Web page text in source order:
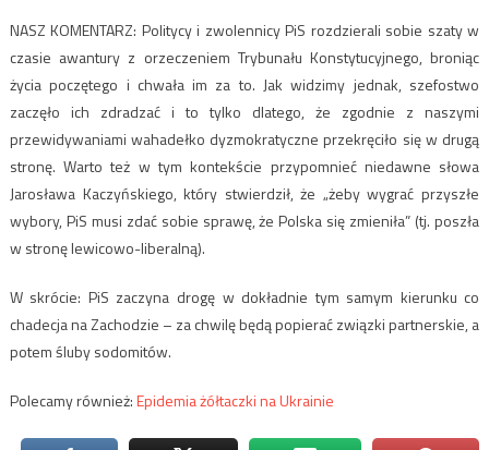
NASZ KOMENTARZ: Politycy i zwolennicy PiS rozdzierali sobie szaty w
czasie awantury z orzeczeniem Trybunału Konstytucyjnego, broniąc
życia poczętego i chwała im za to. Jak widzimy jednak, szefostwo
zaczęło ich zdradzać i to tylko dlatego, że zgodnie z naszymi
przewidywaniami wahadełko dyzmokratyczne przekręciło się w drugą
stronę. Warto też w tym kontekście przypomnieć niedawne słowa
Jarosława Kaczyńskiego, który stwierdził, że „żeby wygrać przyszłe
wybory, PiS musi zdać sobie sprawę, że Polska się zmieniła” (tj. poszła
w stronę lewicowo-liberalną).
W skrócie: PiS zaczyna drogę w dokładnie tym samym kierunku co
chadecja na Zachodzie – za chwilę będą popierać związki partnerskie, a
potem śluby sodomitów.
Polecamy również:Epidemia żółtaczki na Ukrainie